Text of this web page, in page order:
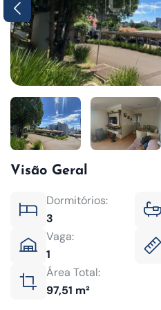
Visão Geral
Dormitórios:
3
Vaga:
1
Área Total:
97,51 m²